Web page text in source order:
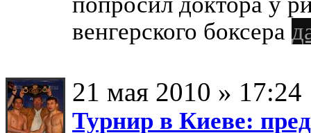
венгерского боксера
21 мая 2010 » 17:24
Турнир в Киеве: